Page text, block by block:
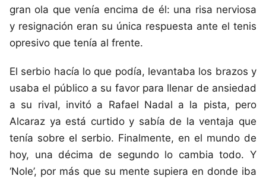
gran ola que venía encima de él: una risa nerviosa
y resignación eran su única respuesta ante el tenis
opresivo que tenía al frente.
El serbio hacía lo que podía, levantaba los brazos y
usaba el público a su favor para llenar de ansiedad
a su rival, invitó a Rafael Nadal a la pista, pero
Alcaraz ya está curtido y sabía de la ventaja que
tenía sobre el serbio. Finalmente, en el mundo de
hoy, una décima de segundo lo cambia todo. Y
‘Nole’, por más que su mente supiera en donde iba